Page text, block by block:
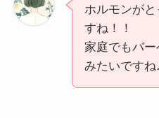
ホルモンが
すね！！
家庭でもバ
みたいですね